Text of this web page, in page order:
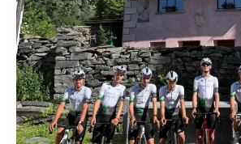
caldo
e
chilometri:
l’Axion
Future
Team
prepara